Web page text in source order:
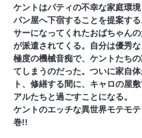
ケントはパティの不幸な家庭環
パン屋へ下宿することを提案す
サーになってくれたおばちゃん
が派遣されてくる。自分は優秀
極度の機械音痴で、ケントたち
てしまうのだった。ついに家自
ト、修繕する間に、キャロの屋
アルたちと過ごすことになる。
ケントのエッチな異世界モテモ
巻!!